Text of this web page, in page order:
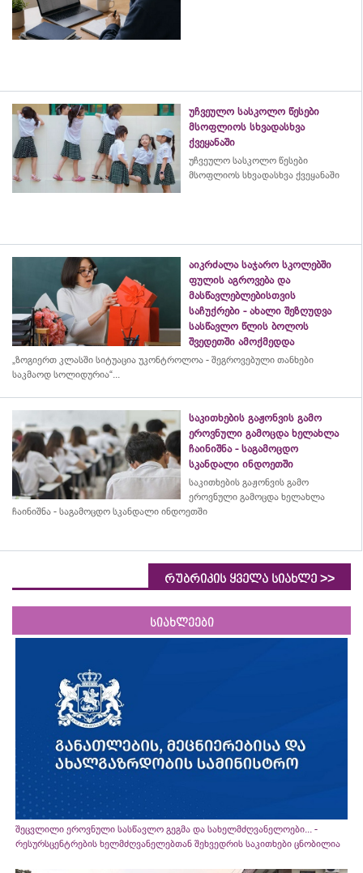
უჩვეულო სასკოლო წესები
მსოფლიოს სხვადასხვა
ქვეყანაში
უჩვეულო სასკოლო წესები
მსოფლიოს სხვადასხვა ქვეყანაში
აიკრძალა საჯარო სკოლებში
ფულის აგროვება და
მასწავლებლებისთვის
საჩუქრები - ახალი შეზღუდვა
სასწავლო წლის ბოლოს
შვედეთში ამოქმედდა
„ზოგიერთ კლასში სიტუაცია უკონტროლოა - შეგროვებული თანხები
საკმაოდ სოლიდურია“...
საკითხების გაჟონვის გამო
ეროვნული გამოცდა ხელახლა
ჩაინიშნა - საგამოცდო
სკანდალი ინდოეთში
საკითხების გაჟონვის გამო
ეროვნული გამოცდა ხელახლა
ჩაინიშნა - საგამოცდო სკანდალი ინდოეთში
რუბრიკის ყველა სიახლე >>
სიახლეები
შეცვლილი ეროვნული სასწავლო გეგმა და სახელმძღვანელოები... -
რესურსცენტრების ხელმძღვანელებთან შეხვედრის საკითხები ცნობილია